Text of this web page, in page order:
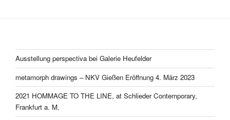
Ausstellung perspectiva bei Galerie Heufelder
metamorph drawings – NKV Gießen Eröffnung 4. März 2023
2021 HOMMAGE TO THE LINE, at Schlieder Contemporary,
Frankfurt a. M.